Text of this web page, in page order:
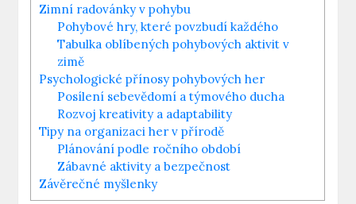
Zimní radovánky v pohybu
Pohybové hry, které povzbudí každého
Tabulka oblíbených pohybových aktivit v
zimě
Psychologické přínosy pohybových her
Posílení sebevědomí a týmového ducha
Rozvoj kreativity a adaptability
Tipy na organizaci her v přírodě
Plánování podle ročního období
Zábavné aktivity a bezpečnost
Závěrečné myšlenky